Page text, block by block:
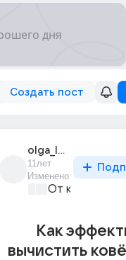
Создать пост
olga_lutsenko_86
11лет
Изменено
От колыбели
Как
вычистить